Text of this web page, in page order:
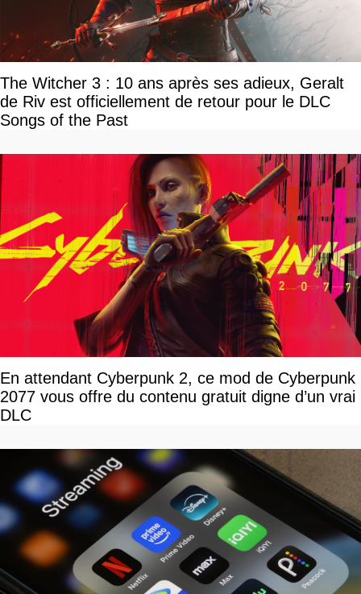
The Witcher 3 : 10 ans après ses adieux, Geralt
de Riv est officiellement de retour pour le DLC
Songs of the Past
En attendant Cyberpunk 2, ce mod de Cyberpunk
2077 vous offre du contenu gratuit digne d’un vrai
DLC